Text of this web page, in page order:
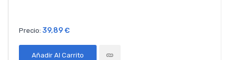
Precio: 39,89 €
Añadir Al Carrito